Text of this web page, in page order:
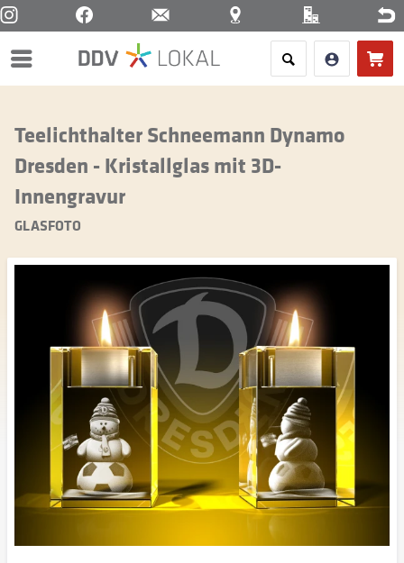
Menü
Teelichthalter Schneemann Dynamo
Dresden - Kristallglas mit 3D-
Innengravur
GLASFOTO